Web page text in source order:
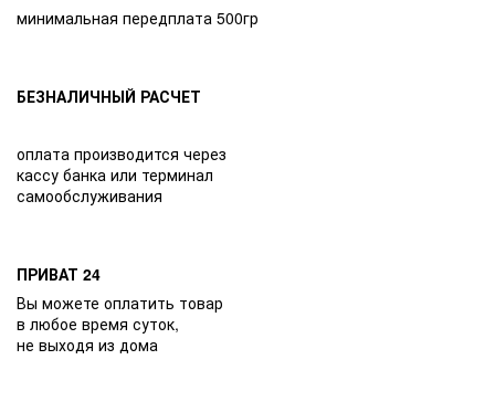
минимальная передплата 500гр
БЕЗНАЛИЧНЫЙ РАСЧЕТ
оплата производится через
кассу банка или терминал
самообслуживания
ПРИВАТ 24
Вы можете оплатить товар
в любое время суток,
не выходя из дома